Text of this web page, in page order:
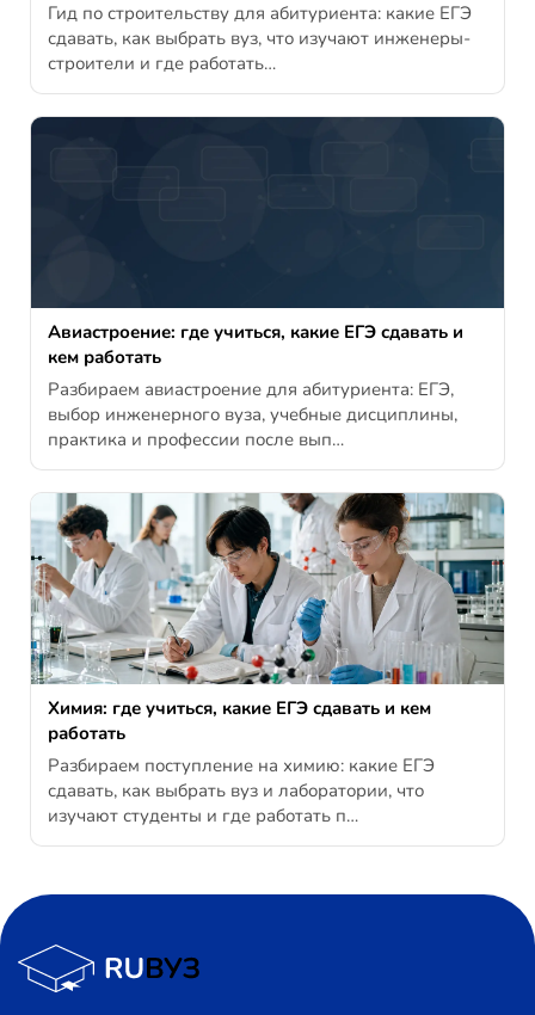
Гид по строительству для абитуриента: какие ЕГЭ
сдавать, как выбрать вуз, что изучают инженеры-
строители и где работать…
Авиастроение: где учиться, какие ЕГЭ сдавать и
кем работать
Разбираем авиастроение для абитуриента: ЕГЭ,
выбор инженерного вуза, учебные дисциплины,
практика и профессии после вып…
Химия: где учиться, какие ЕГЭ сдавать и кем
работать
Разбираем поступление на химию: какие ЕГЭ
сдавать, как выбрать вуз и лаборатории, что
изучают студенты и где работать п…